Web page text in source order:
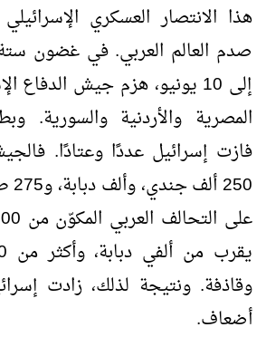
هذا الانتصار العسكري
إلى 10 يونيو، هزم جيش
المصرية والأردنية والسورية.
فازت إسرائيل عددًا وعتادًا.
وقاذفة. ونتيجة لذلك، زادت
أضعاف.